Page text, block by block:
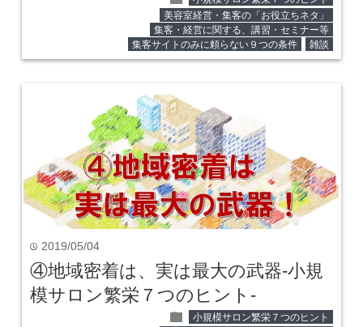
美容室経営・集客の「お役立ちネタ」
集客・経営に関する、講習・セミナー等
集客サイトのみに頼らない９つの条件
雑談
time 2019/05/04
④地域密着は、実は最大の武器‐小規
模サロン繁栄７つのヒント‐
folder
小規模サロン繁栄７つのヒント